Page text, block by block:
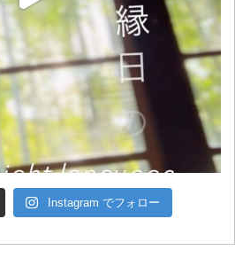
Instagram でフォロー